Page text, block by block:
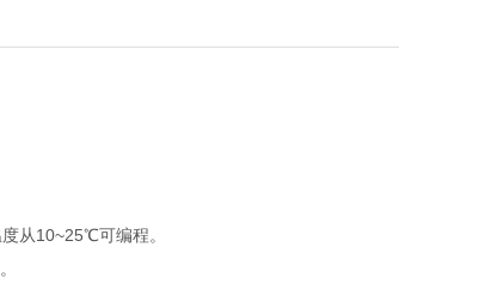
从10~25℃可编程。